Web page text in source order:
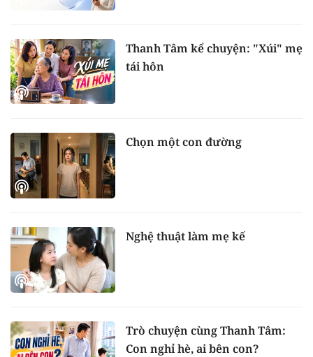
Thanh Tâm kể chuyện: "Xúi" mẹ
tái hôn
Chọn một con đường
Nghệ thuật làm mẹ kế
Trò chuyện cùng Thanh Tâm:
Con nghỉ hè, ai bên con?